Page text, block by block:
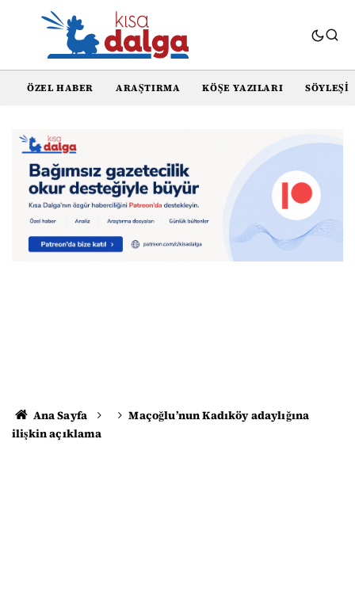
ÖZEL HABER ARAŞTIRMA KÖŞE YAZILARI SÖYLEŞI
Ana Sayfa
Maçoğlu’nun Kadıköy adaylığına
ilişkin açıklama